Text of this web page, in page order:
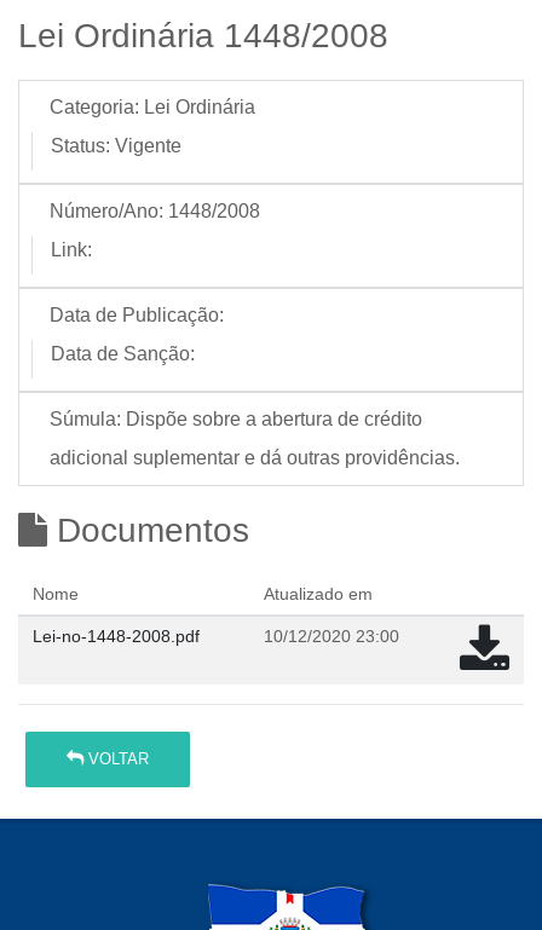
Lei Ordinária 1448/2008
Categoria: Lei Ordinária
Status: Vigente
Número/Ano: 1448/2008
Link:
Data de Publicação:
Data de Sanção:
Súmula: Dispõe sobre a abertura de crédito
adicional suplementar e dá outras providências.
Documentos
Nome Atualizado em
Lei-no-1448-2008.pdf 10/12/2020 23:00
VOLTAR